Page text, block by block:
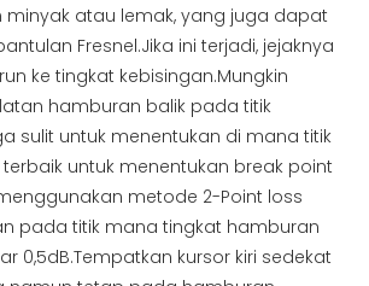
atau lemak, yang juga dapat
Fresnel.Jika ini terjadi, jejaknya
ke tingkat kebisingan.Mungkin
hamburan balik pada titik
sulit untuk menentukan di mana titik
untuk menentukan break point
metode 2-Point loss
pada titik mana tingkat hamburan
0,5dB.Tempatkan kursor kiri sedekat